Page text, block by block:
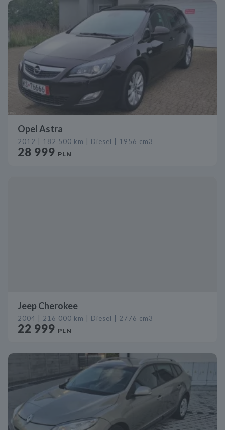
Opel Astra
2012 | 182 500 km | Diesel | 1956 cm3
28 999 PLN
Jeep Cherokee
2004 | 216 000 km | Diesel | 2776 cm3
22 999 PLN